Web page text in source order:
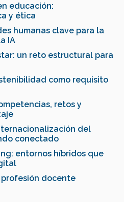
educación:
y ética
humanas clave para la
IA
un reto estructural para
como requisito
retos y
del
conectado
entornos híbridos que
docente